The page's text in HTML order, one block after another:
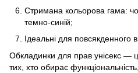
Стримана кольорова гама:
темно-синій;
Ідеальні для повсякденного
Обкладинки для прав унісекс —
тих, хто обирає